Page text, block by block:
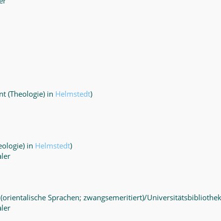
(Theologie) in Helmstedt)
in Helmstedt)
Sprachen; zwangsemeritiert)/